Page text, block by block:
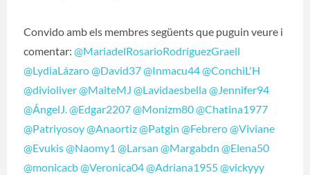
Convido amb els membres següents que puguin veure i
comentar: @MariadelRosarioRodríguezGraell
@LydiaLázaro@David37@Inmacu44@ConchiL'H
@divioliver@MaiteMJ @Lavidaesbella@Jennifer94
@ÁngelJ.@Edgar2207@Monizm80@Chatina1977
@Patriyosoy@Anaortiz@Patgin @Febrero@Viviane
@Evukis@Naomy1 @Larsan @Margabdn @Elena50
@monicacb@Veronica04@Adriana1955@vickyyy